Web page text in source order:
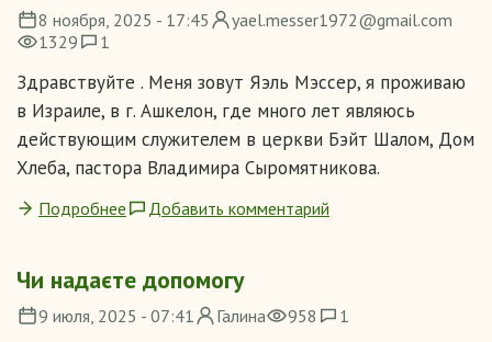
8 ноября, 2025 - 17:45
yael.messer1972@gmail.com
1329
1
Здравствуйте . Меня зовут Яэль Мэссер, я проживаю
в Израиле, в г. Ашкелон, где много лет являюсь
действующим служителем в церкви Бэйт Шалом, Дом
Хлеба, пастора Владимира Сыромятникова.
Подробнее Добавить комментарий
Чи надаєте допомогу
9 июля, 2025 - 07:41 Галина 958 1